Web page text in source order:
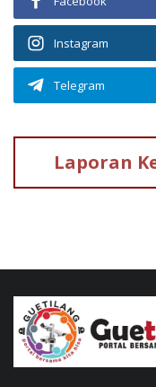
Instagram
Telegram
Laporan